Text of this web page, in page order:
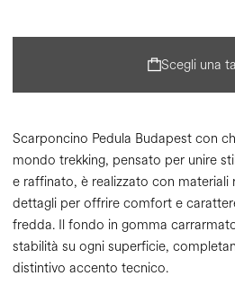
Scegli una
Scarponcino Pedula Budapest con
mondo trekking, pensato per unire
e raffinato, è realizzato con materiali
dettagli per offrire comfort e
fredda. Il fondo in gomma
stabilità su ogni superficie,
distintivo accento tecnico.